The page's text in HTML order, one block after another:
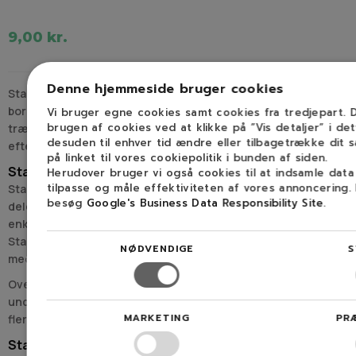
9,00 kr.
Starterdele er reservedele til startsystemet på
boreaggregater. Kategorien omfatter typisk dele, der indgår i
trækstart og den mekanik, som skal få motoren i gang igen
efter slid eller fejl.
Starterdele til trækstart og startmekanik
Startsættet på et boreaggregat består af flere samvirkende
dele, og i denne kategori findes starterdele, der udskiftes
enkeltvis eller som del af en reparation af hele enheden.
Starterdele monteres på selve maskinen og arbejder sammen
med motorens øvrige komponenter.
Overblik over maskintypen og reservedele hører hjemme
under
Boreaggregater, hvor starterdele indgår som én af
flere reservedelsgrupper.
Startproblemer på boreaggregat: typiske opgaver
Denne hjemmeside bruger cookies
Vi bruger egne cookies samt cookies fra tredjepart.
brugen af cookies ved at klikke på ”Vis detaljer” i
desuden til enhver tid ændre eller tilbagetrække dit
på linket til vores cookiepolitik i bunden af siden.
Herudover bruger vi også cookies til at indsamle
tilpasse og måle effektiviteten af vores annoncering.
besøg Google's Business Data Responsibility Site.
NØDVENDIGE
MARKETING